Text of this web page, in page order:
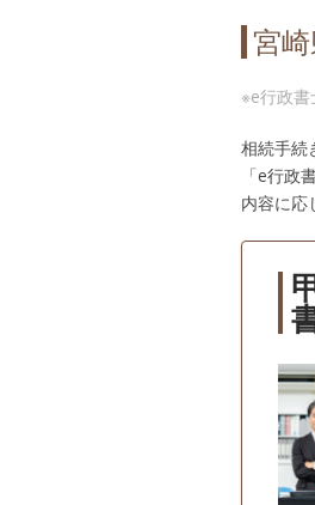
宮
※e行政書
相続手続
「e行政
内容に応